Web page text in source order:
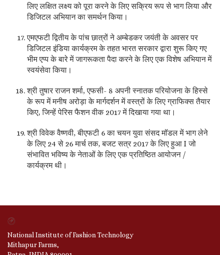
लिए लक्षित लक्ष्य को पूरा करने के लिए सक्रिय रूप से भाग लिया और
डिजिटल अभियान का समर्थन किया।
एमएफटी द्वितीय के पांच छात्रों ने अम्बेडकर जयंती के अवसर पर
डिजिटल इंडिया कार्यक्रम के तहत भारत सरकार द्वारा शुरू किए गए
भीम एप्प के बारे में जागरूकता पैदा करने के लिए एक विशेष अभियान में
स्वयंसेवा किया।
श्री तुषार राजन शर्मा, एफसी- 8 अपनी स्नातक परियोजना के हिस्से
के रूप में मनीष अरोड़ा के मार्गदर्शन में वस्त्रों के लिए ग्राफिक्स तैयार
किए, जिन्हें पेरिस फैशन वीक 2017 में दिखाया गया था।
श्री विवेक वैष्णवी, बीएफटी 6 का चयन युवा संसद मॉडल में भाग लेने
के लिए 24 से 26 मार्च तक, बजट सत्र 2017 के लिए हुआ I जो
संभावित भविष्य के नेताओं के लिए एक प्रतिष्ठित आयोजन /
कार्यक्रम थी।
National Institute of Fashion Technology
Mithapur Farms,